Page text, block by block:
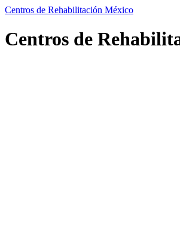
Centros de Rehabilitación México
Centros de